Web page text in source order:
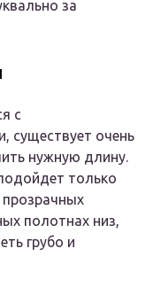
за
с
существует очень
нужную длину.
только
прозрачных
полотнах низ,
грубо и